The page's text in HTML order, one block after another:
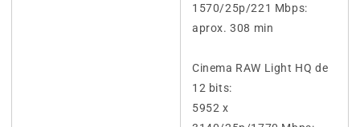
1570/25p/221 Mbps:
aprox. 308 min
Cinema RAW Light HQ de
12 bits:
5952 x